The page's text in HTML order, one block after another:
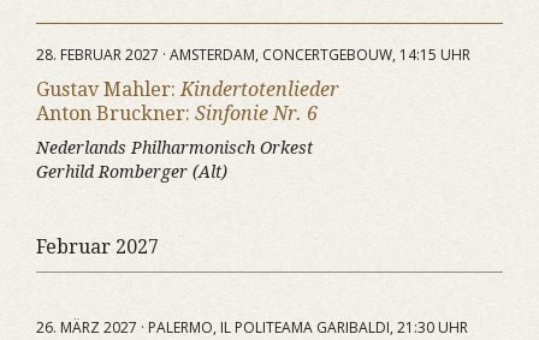
28. FEBRUAR 2027 · AMSTERDAM, CONCERTGEBOUW, 14:15 UHR
Gustav Mahler:Kindertotenlieder
Anton Bruckner: Sinfonie Nr. 6
Nederlands Philharmonisch Orkest
Gerhild Romberger (Alt)
Februar 2027
26. MÄRZ 2027 · PALERMO, IL POLITEAMA GARIBALDI, 21:30 UHR